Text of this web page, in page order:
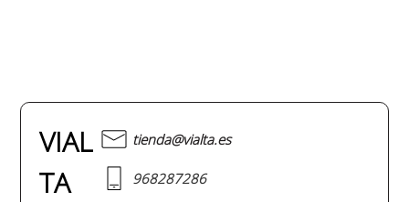
VIAL
TA
tienda@vialta.es
968287286